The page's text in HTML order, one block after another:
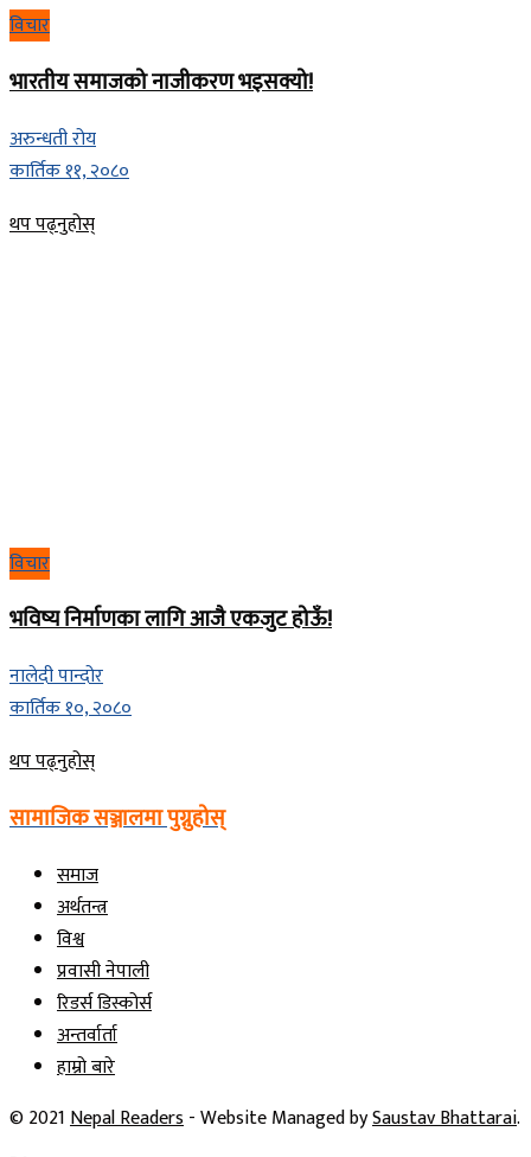
विचार
भारतीय समाजको नाजीकरण भइसक्यो!
अरुन्धती रोय
कार्तिक ११, २०८०
थप पढ्नुहोस्Details
विचार
भविष्य निर्माणका लागि आजै एकजुट होऊँ!
नालेदी पान्दोर
कार्तिक १०, २०८०
थप पढ्नुहोस्Details
सामाजिक सञ्जालमा पुग्नुहोस्
समाज
अर्थतन्त्र
विश्व
प्रवासी नेपाली
रिडर्स डिस्कोर्स
अन्तर्वार्ता
हाम्रो बारे
© 2021Nepal Readers- Website Managed bySaustav Bhattarai.